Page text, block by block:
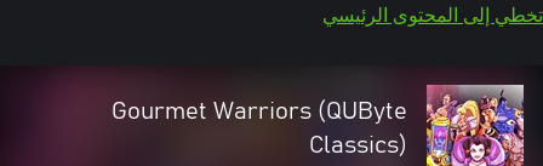
تخطي إلى المحتوى الرئيسي
Gourmet Warriors (QUByte
Classics)